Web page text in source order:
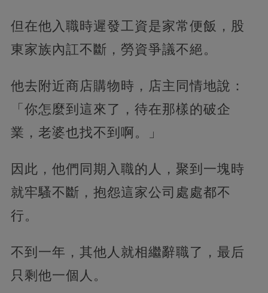
但在他入職時遲發工資是家常便飯，股
東家族內訌不斷，勞資爭議不絕。
他去附近商店購物時，店主同情地說：
「你怎麼到這來了，待在那樣的破企
業，老婆也找不到啊。」
因此，他們同期入職的人，聚到一塊時
就牢騷不斷，抱怨這家公司處處都不
行。
不到一年，其他人就相繼辭職了，最后
只剩他一個人。